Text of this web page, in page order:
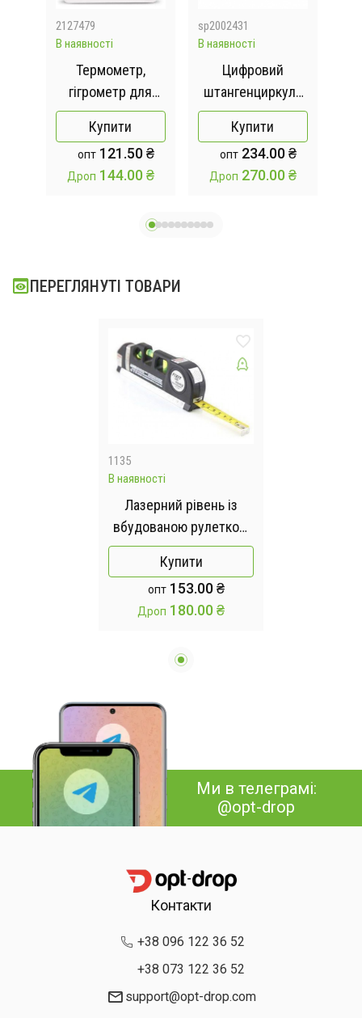
2127479
В наявності
Термометр,
гігрометр для
вимірювання
температури та
вологості UKC
HTC-1 для дому
Купити
опт121.50 ₴
Дроп 144.00 ₴
sp2002431
В наявності
Цифровий
штангенциркуль
Digital Caliper
Купити
опт234.00 ₴
Дроп 270.00 ₴
ПЕРЕГЛЯНУТІ ТОВАРИ
1135
В наявності
Лазерний рівень із
вбудованою рулеткою
FIXIT Laser Level Pro 3
4в1 рулетка лінійка
Купити
опт 153.00 ₴
Дроп 180.00 ₴
Ми в телеграмі:
@opt-drop
Контакти
+38 096 122 36 52
+38 073 122 36 52
support@opt-drop.com